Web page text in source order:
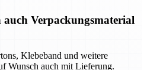
Verpackungsmaterial
Klebeband und weitere
Wunsch auch mit Lieferung.